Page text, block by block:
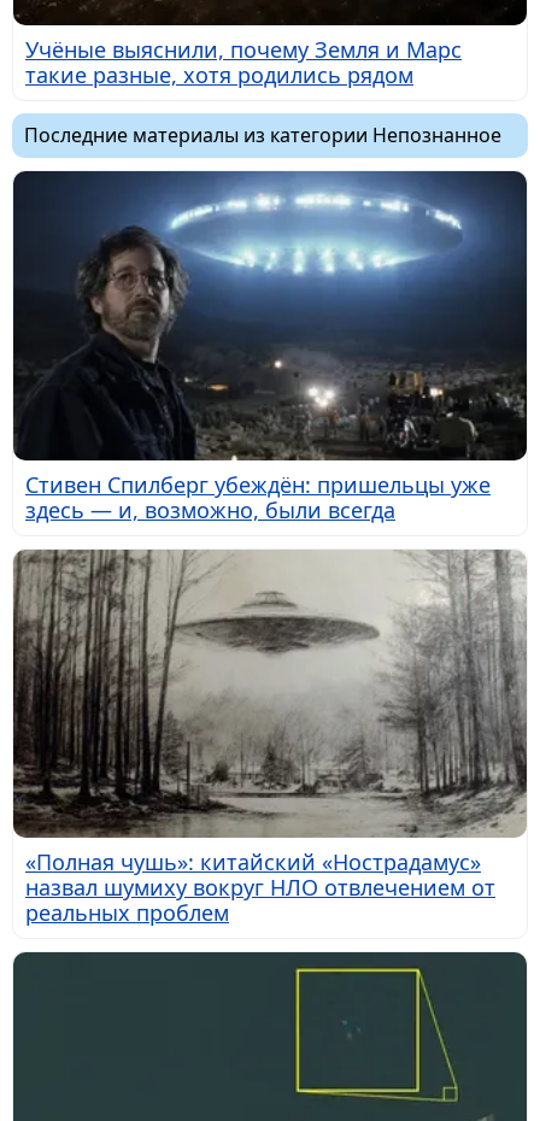
Учёные выяснили, почему Земля и Марс
такие разные, хотя родились рядом
Последние материалы из категории Непознанное
Стивен Спилберг убеждён: пришельцы уже
здесь — и, возможно, были всегда
«Полная чушь»: китайский «Нострадамус»
назвал шумиху вокруг НЛО отвлечением от
реальных проблем